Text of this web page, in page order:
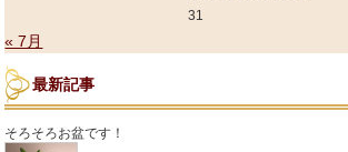
31
« 7月
最新記事
そろそろお盆です！